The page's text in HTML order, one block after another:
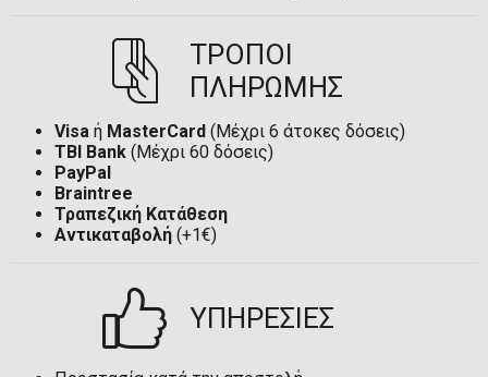
ΤΡΟΠΟΙ
ΠΛΗΡΩΜΗΣ
Visa ή MasterCard (Μέχρι 6 άτοκες δόσεις)
TBI Bank (Μέχρι 60 δόσεις)
PayPal
Braintree
Τραπεζική Κατάθεση
Αντικαταβολή (+1€)
ΥΠΗΡΕΣΙΕΣ